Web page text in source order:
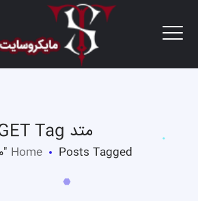
متد GET Tag
Home Posts Tagged "متد GET"